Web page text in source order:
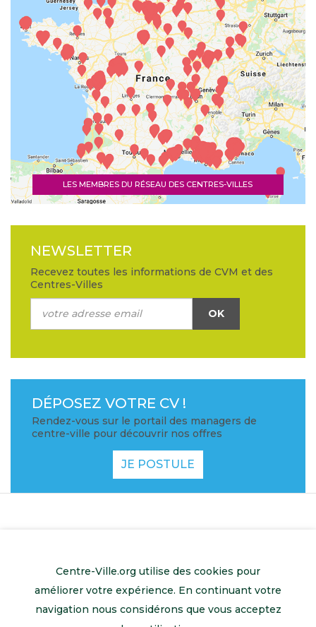
LES MEMBRES DU RÉSEAU DES CENTRES-VILLES
NEWSLETTER
Recevez toutes les informations de CVM et des
Centres-Villes
OK
DÉPOSEZ VOTRE CV !
Rendez-vous sur le portail des managers de
centre-ville pour découvrir nos offres
JE POSTULE
Centre-Ville.org utilise des cookies pour
améliorer votre expérience. En continuant votre
navigation nous considérons que vous acceptez